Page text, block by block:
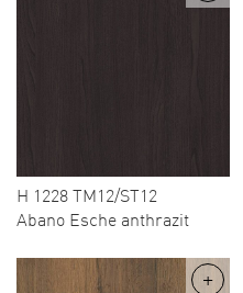
H 1228 TM12/ST12
Abano Esche anthrazit